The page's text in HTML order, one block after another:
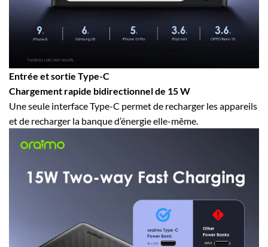
Entrée et sortie Type-C
Chargement rapide bidirectionnel de 15 W
Une seule interface Type-C permet de recharger les appareils
et de recharger la banque d’énergie elle-même.